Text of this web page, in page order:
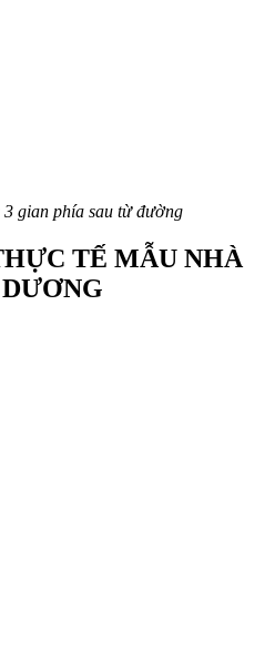
3 gian phía sau từ đường
TẾ MẪU NHÀ